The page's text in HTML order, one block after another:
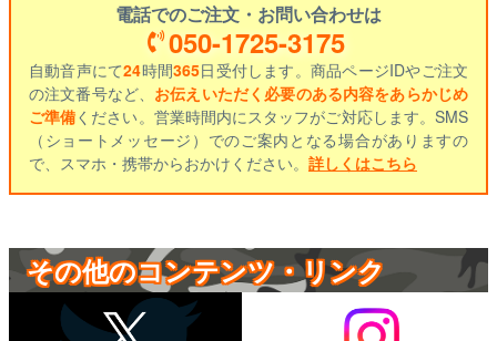
電話でのご注文・お問い合わせは
050-1725-3175
自動音声にて24時間365日受付します。商品ページIDやご注文
の注文番号など、 お伝えいただく必要のある内容をあらかじめ
ご準備ください。営業時間内にスタッフがご対応します。SMS
（ショートメッセージ）でのご案内となる場合がありますの
で、スマホ・携帯からおかけください。 詳しくはこちら
その他のコンテンツ・リンク